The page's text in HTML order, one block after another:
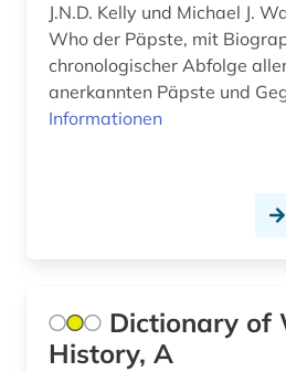
heine (1)
heinrich (1)
hochadel (1)
J.N.D. Kelly und Michael J.
Who der Päpste, mit
chronologischer Abfolge
anerkannten Päpste und
Informationen
Dictionary of
History, A